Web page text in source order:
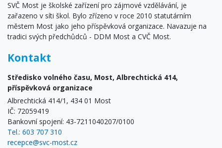
SVČ Most je školské zařízení pro zájmové vzdělávání, je
zařazeno v síti škol. Bylo zřízeno v roce 2010 statutárním
městem Most jako jeho příspěvková organizace. Navazuje na
tradici svých předchůdců - DDM Most a CVČ Most.
Kontakt
Středisko volného času, Most, Albrechtická 414,
příspěvková organizace
Albrechtická 414/1, 434 01 Most
IČ: 72059419
Bankovní spojení: 43-7211040207/0100
Tel.: 603 707 310
recepce@svc-most.cz